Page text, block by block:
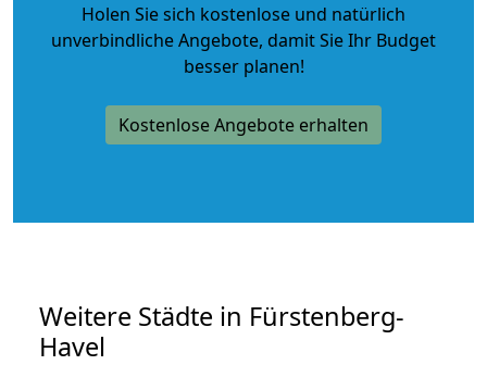
Holen Sie sich kostenlose und natürlich
unverbindliche Angebote, damit Sie Ihr Budget
besser planen!
Kostenlose Angebote erhalten
Weitere Städte in Fürstenberg-
Havel